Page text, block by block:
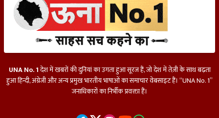
UNA No. 1देश में खबरों की दुनियां का उगता हुआ सूरज हैं, जो देश में तेज़ी के साथ बढ़ता
हुआ हिन्दी, अंग्रेजी और अन्य प्रमुख भारतीय भाषाओं का समाचार वेबसाइट हैं। “UNA No. 1”
जनाधिकारों का निर्भीक प्रवक्ता हैं।